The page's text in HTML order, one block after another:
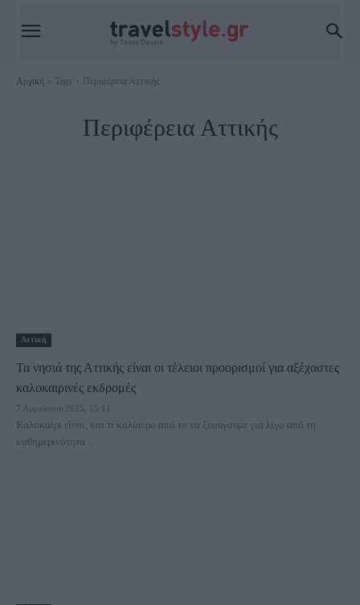
Αρχική Tags Περιφέρεια Αττικής
Περιφέρεια Αττικής
Αττική
Τα νησιά της Αττικής είναι οι τέλειοι προορισμοί για αξέχαστες
καλοκαιρινές εκδρομές
7 Αυγούστου 2025, 15:11
Καλοκαίρι είναι, και τι καλύτερο από το να ξεφύγουμε για λίγο από τη
καθημερινότητα...